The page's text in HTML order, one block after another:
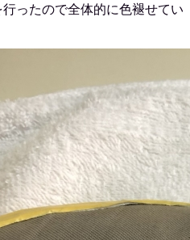
ったので全体的に色褪せてい